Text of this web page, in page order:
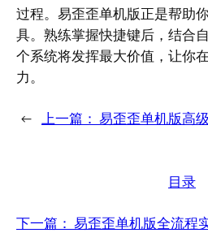
过程。易歪歪单机版正是帮助
具。熟练掌握快捷键后，结合
个系统将发挥最大价值，让你
力。
← 上一篇： 易歪歪单机版高
目录
下一篇： 易歪歪单机版全流程